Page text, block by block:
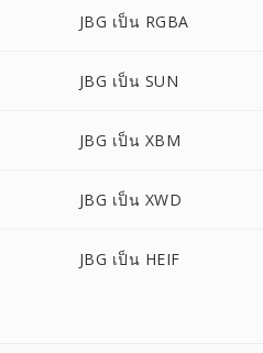
JBG เป็น RGBA
JBG เป็น SUN
JBG เป็น XBM
JBG เป็น XWD
JBG เป็น HEIF